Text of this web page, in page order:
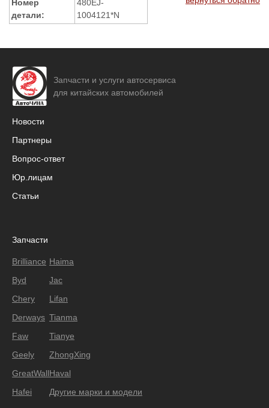
Номер
детали:
480EJ-
1004121*N
Запчасти и услуги автосервиса
для китайских автомобилей
Новости
Партнеры
Вопрос-ответ
Юр.лицам
Статьи
Запчасти
Brilliance
Byd
Chery
Derways
Faw
Geely
GreatWall
Hafei
Haima
Jac
Lifan
Tianma
Tianye
ZhongXing
Haval
Другие марки и модели